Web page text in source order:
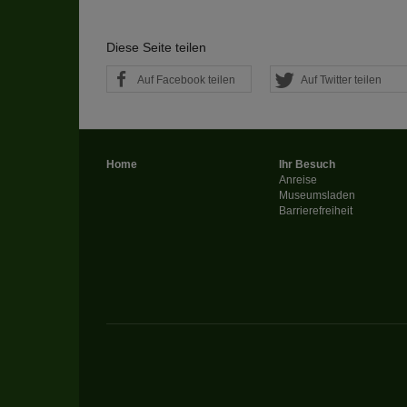
YouTube /
Optional sind
sein oder auch
Diese Seite teilen
Auf Facebook teilen Auf Twitter teilen
Home
Ihr Besuch
Anreise
Museumsladen
Barrierefreiheit